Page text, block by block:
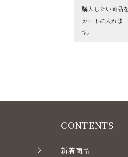
購入したい商品を
カートに入れま
す。
CONTENTS
新着商品